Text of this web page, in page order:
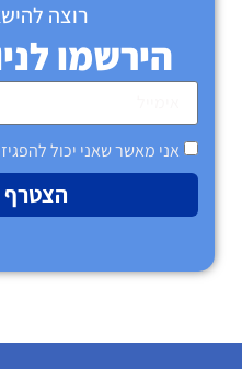
רוצה
הירשמו
אני מאשר שאני יכול
הצטרף